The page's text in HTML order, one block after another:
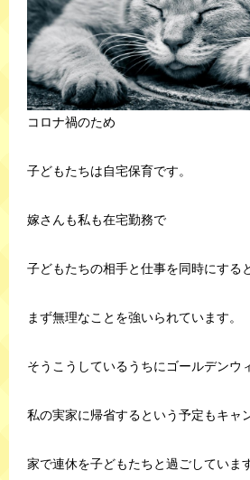
コロナ禍のため
子どもたちは自宅保育です。
嫁さんも私も在宅勤務で
子どもたちの相手と仕事を同時にする
まず無理なことを強いられています。
そうこうしているうちにゴールデンウ
私の実家に帰省するという予定もキャ
家で連休を子どもたちと過ごしています